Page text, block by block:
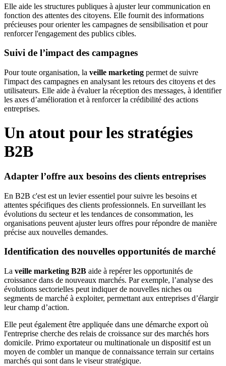
Elle aide les structures publiques à ajuster leur communication en
fonction des attentes des citoyens. Elle fournit des informations
précieuses pour orienter les campagnes de sensibilisation et pour
renforcer l'engagement des publics cibles.
Suivi de l’impact des campagnes
Pour toute organisation, la veille marketing permet de suivre
l'impact des campagnes en analysant les retours des citoyens et des
utilisateurs. Elle aide à évaluer la réception des messages, à identifier
les axes d’amélioration et à renforcer la crédibilité des actions
entreprises.
Un atout pour les stratégies
B2B
Adapter l’offre aux besoins des clients entreprises
En B2B c'est est un levier essentiel pour suivre les besoins et
attentes spécifiques des clients professionnels. En surveillant les
évolutions du secteur et les tendances de consommation, les
organisations peuvent ajuster leurs offres pour répondre de manière
précise aux nouvelles demandes.
Identification des nouvelles opportunités de marché
La veille marketing B2B aide à repérer les opportunités de
croissance dans de nouveaux marchés. Par exemple, l’analyse des
évolutions sectorielles peut indiquer de nouvelles niches ou
segments de marché à exploiter, permettant aux entreprises d’élargir
leur champ d’action.
Elle peut également être appliquée dans une démarche export où
l'entreprise cherche des relais de croissance sur des marchés hors
domicile. Primo exportateur ou multinationale un dispositif est un
moyen de combler un manque de connaissance terrain sur certains
marchés qui sont dans le viseur stratégique.